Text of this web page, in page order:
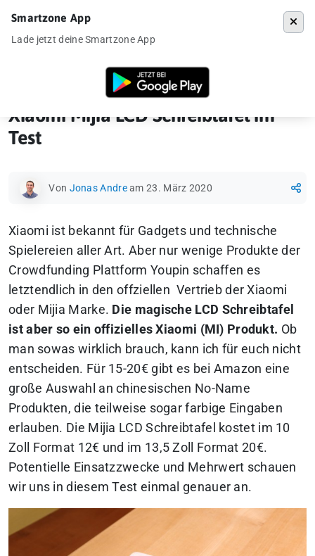
»Xiaomi Mijia LCD Schreibtafel im Test
Xiaomi Mijia LCD Schreibtafel im
Test
Von Jonas Andream 23. März 2020
Xiaomi ist bekannt für Gadgets und technische
Spielereien aller Art. Aber nur wenige Produkte der
Crowdfunding Plattform Youpin schaffen es
letztendlich in den offziellen Vertrieb der Xiaomi
oder Mijia Marke. Die magische LCD Schreibtafel
ist aber so ein offizielles Xiaomi (MI) Produkt. Ob
man sowas wirklich brauch, kann ich für euch nicht
entscheiden. Für 15-20€ gibt es bei Amazon eine
große Auswahl an chinesischen No-Name
Produkten, die teilweise sogar farbige Eingaben
erlauben. Die Mijia LCD Schreibtafel kostet im 10
Zoll Format 12€ und im 13,5 Zoll Format 20€.
Potentielle Einsatzzwecke und Mehrwert schauen
wir uns in diesem Test einmal genauer an.
Smartzone App
Lade jetzt deine Smartzone App